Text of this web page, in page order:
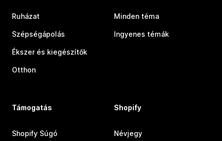
Ruházat
Szépségápolás
Ékszer és kiegészítők
Otthon
Minden téma
Ingyenes témák
Támogatás
Shopify Súgó
Shopify
Névjegy